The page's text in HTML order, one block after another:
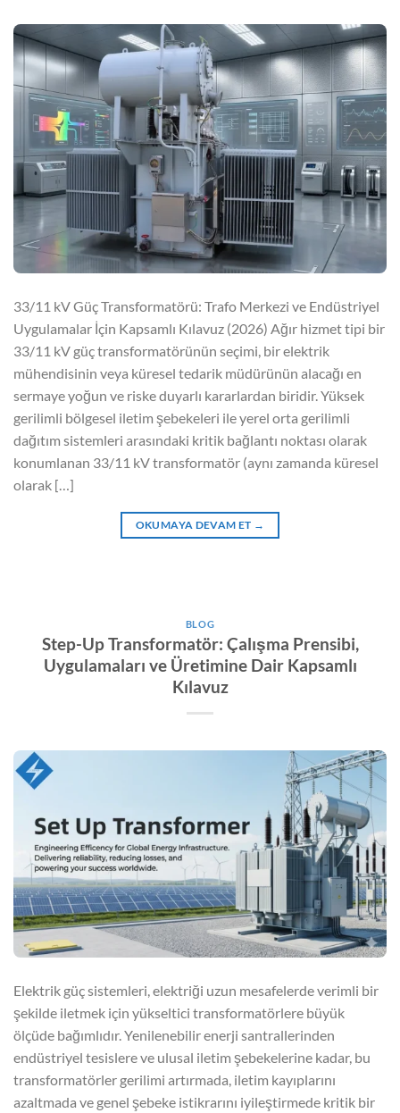
33/11 kV Güç Transformatörü: Trafo Merkezi ve Endüstriyel
Uygulamalar İçin Kapsamlı Kılavuz (2026) Ağır hizmet tipi bir
33/11 kV güç transformatörünün seçimi, bir elektrik
mühendisinin veya küresel tedarik müdürünün alacağı en
sermaye yoğun ve riske duyarlı kararlardan biridir. Yüksek
gerilimli bölgesel iletim şebekeleri ile yerel orta gerilimli
dağıtım sistemleri arasındaki kritik bağlantı noktası olarak
konumlanan 33/11 kV transformatör (aynı zamanda küresel
olarak […]
OKUMAYA DEVAM ET →
BLOG
Step-Up Transformatör: Çalışma Prensibi,
Uygulamaları ve Üretimine Dair Kapsamlı
Kılavuz
Elektrik güç sistemleri, elektriği uzun mesafelerde verimli bir
şekilde iletmek için yükseltici transformatörlere büyük
ölçüde bağımlıdır. Yenilenebilir enerji santrallerinden
endüstriyel tesislere ve ulusal iletim şebekelerine kadar, bu
transformatörler gerilimi artırmada, iletim kayıplarını
azaltmada ve genel şebeke istikrarını iyileştirmede kritik bir